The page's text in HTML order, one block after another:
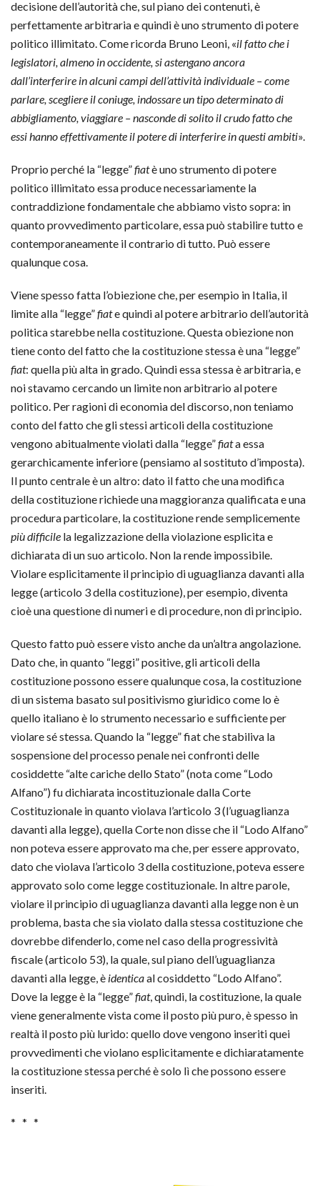
decisione dell’autorità che, sul piano dei contenuti, è
perfettamente arbitraria e quindi è uno strumento di potere
politico illimitato. Come ricorda Bruno Leoni, «il fatto che i
legislatori, almeno in occidente, si astengano ancora
dall’interferire in alcuni campi dell’attività individuale – come
parlare, scegliere il coniuge, indossare un tipo determinato di
abbigliamento, viaggiare – nasconde di solito il crudo fatto che
essi hanno effettivamente il potere di interferire in questi ambiti».
Proprio perché la “legge”fiatè uno strumento di potere
politico illimitato essa produce necessariamente la
contraddizione fondamentale che abbiamo visto sopra: in
quanto provvedimento particolare, essa può stabilire tutto e
contemporaneamente il contrario di tutto. Può essere
qualunque cosa.
Viene spesso fatta l’obiezione che, per esempio in Italia, il
limite alla “legge”fiate quindi al potere arbitrario dell’autorità
politica starebbe nella costituzione. Questa obiezione non
tiene conto del fatto che la costituzione stessa è una “legge”
fiat: quella più alta in grado. Quindi essa stessa è arbitraria, e
noi stavamo cercando un limite non arbitrario al potere
politico. Per ragioni di economia del discorso, non teniamo
conto del fatto che gli stessi articoli della costituzione
vengono abitualmente violati dalla “legge”fiata essa
gerarchicamente inferiore (pensiamo al sostituto d’imposta).
Il punto centrale è un altro: dato il fatto che una modifica
della costituzione richiede una maggioranza qualificata e una
procedura particolare, la costituzione rende semplicemente
più difficile la legalizzazione della violazione esplicita e
dichiarata di un suo articolo. Non la rende impossibile.
Violare esplicitamente il principio di uguaglianza davanti alla
legge (articolo 3 della costituzione), per esempio, diventa
cioè una questione di numeri e di procedure, non di principio.
Questo fatto può essere visto anche da un’altra angolazione.
Dato che, in quanto “leggi” positive, gli articoli della
costituzione possono essere qualunque cosa, la costituzione
di un sistema basato sul positivismo giuridico come lo è
quello italiano è lo strumento necessario e sufficiente per
violare sé stessa. Quando la “legge” fiat che stabiliva la
sospensione del processo penale nei confronti delle
cosiddette “alte cariche dello Stato” (nota come “Lodo
Alfano”) fu dichiarata incostituzionale dalla Corte
Costituzionale in quanto violava l’articolo 3 (l’uguaglianza
davanti alla legge), quella Corte non disse che il “Lodo Alfano”
non poteva essere approvato ma che, per essere approvato,
dato che violava l’articolo 3 della costituzione, poteva essere
approvato solo come legge costituzionale. In altre parole,
violare il principio di uguaglianza davanti alla legge non è un
problema, basta che sia violato dalla stessa costituzione che
dovrebbe difenderlo, come nel caso della progressività
fiscale (articolo 53), la quale, sul piano dell’uguaglianza
davanti alla legge, è identicaal cosiddetto “Lodo Alfano”.
Dove la legge è la “legge”fiat, quindi, la costituzione, la quale
viene generalmente vista come il posto più puro, è spesso in
realtà il posto più lurido: quello dove vengono inseriti quei
provvedimenti che violano esplicitamente e dichiaratamente
la costituzione stessa perché è solo lì che possono essere
inseriti.
* * *